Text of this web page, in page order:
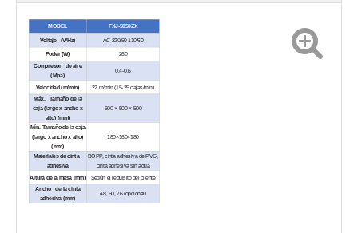
MODEL FXJ-5050ZX
Voltaje (V/Hz) AC 220/50 110/60
Poder (W) 260
Compresor de aire
(Mpa)
0.4-0.6
Velocidad (m/min) 22 m/min (15-25 cajas/min)
Máx. Tamaño de la
caja (largo x ancho x
alto) (mm)
600 × 500 × 500
Mín. Tamaño de la caja
(largo x ancho x alto)
(mm)
180×160×180
Materiales de cinta
adhesiva
BOPP, cinta adhesiva de PVC,
cinta adhesiva sin agua
Altura de la mesa (mm)
Según el requisito del cliente
Ancho de la cinta
adhesiva (mm)
48, 60, 76 (opcional)